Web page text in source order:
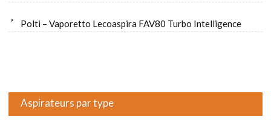
Polti – Vaporetto Lecoaspira FAV80 Turbo Intelligence
Aspirateurs par type